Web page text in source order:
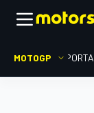
MOTOGP